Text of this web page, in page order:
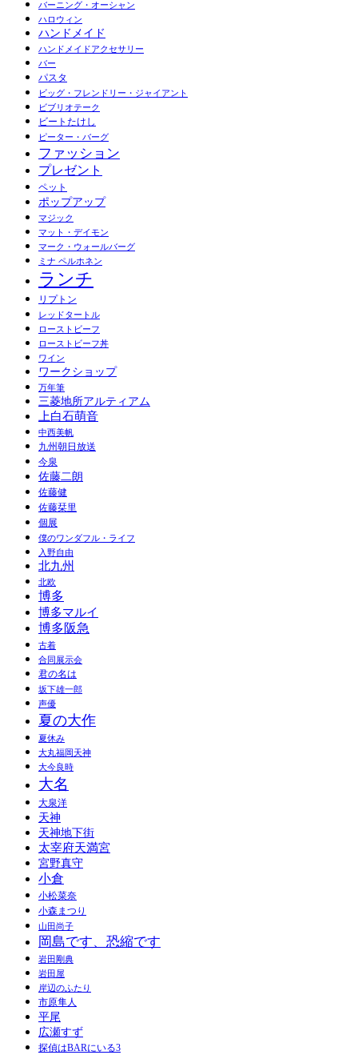
バーニング・オーシャン
ハロウィン
ハンドメイド
ハンドメイドアクセサリー
バー
パスタ
ビッグ・フレンドリー・ジャイアント
ビブリオテーク
ビートたけし
ピーター・バーグ
ファッション
プレゼント
ペット
ポップアップ
マジック
マット・デイモン
マーク・ウォールバーグ
ミナ ペルホネン
ランチ
リプトン
レッドタートル
ローストビーフ
ローストビーフ丼
ワイン
ワークショップ
万年筆
三菱地所アルティアム
上白石萌音
中西美帆
九州朝日放送
今泉
佐藤二朗
佐藤健
佐藤栞里
個展
僕のワンダフル・ライフ
入野自由
北九州
北欧
博多
博多マルイ
博多阪急
古着
合同展示会
君の名は
坂下雄一郎
声優
夏の大作
夏休み
大丸福岡天神
大今良時
大名
大泉洋
天神
天神地下街
太宰府天満宮
宮野真守
小倉
小松菜奈
小森まつり
山田尚子
岡島です、恐縮です
岩田剛典
岩田屋
岸辺のふたり
市原隼人
平尾
広瀬すず
探偵はBARにいる3